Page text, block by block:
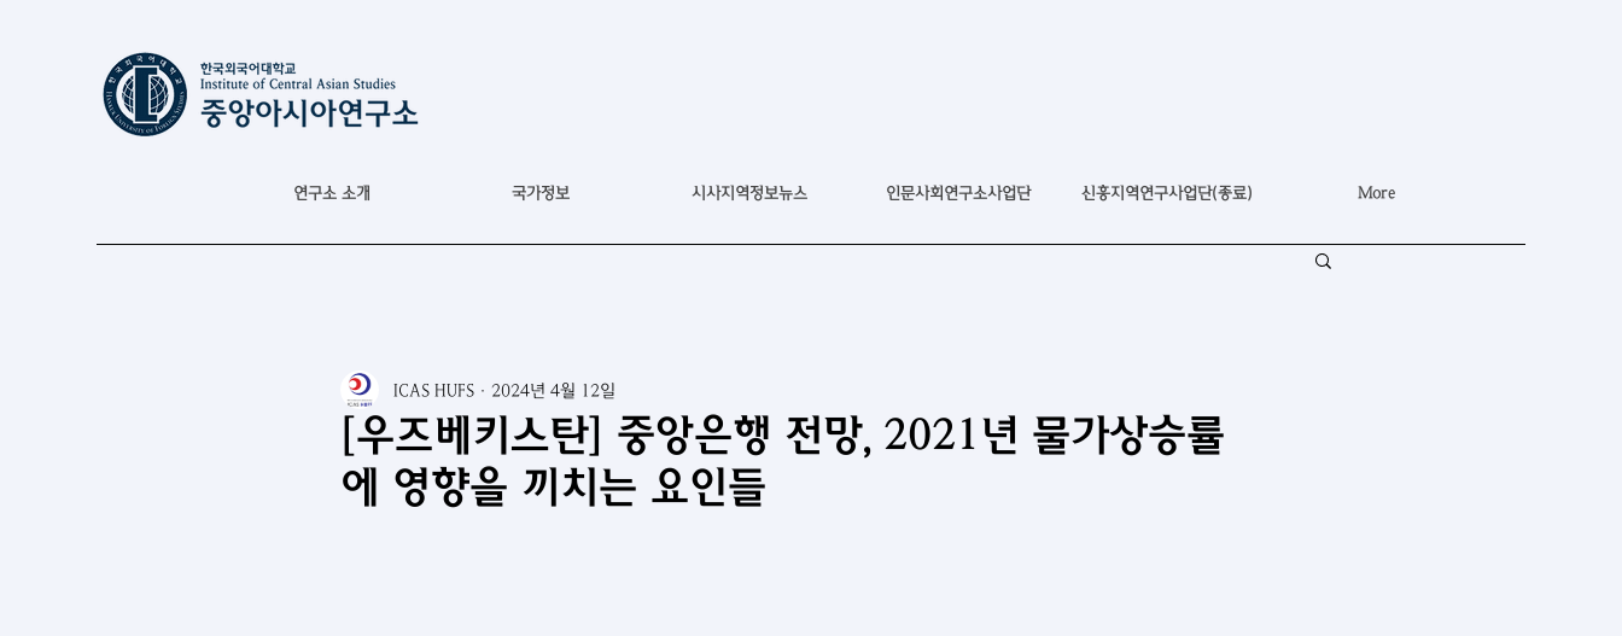
연구소 소개 국가정보 시사지역정보뉴스 인문사회연구소사업단 신흥지역연구사업단(종료) More
[우즈베키스탄] 중앙은행 전망, 2021년 물가상승률
에 영향을 끼치는 요인들
ICAS HUFS 2024년 4월 12일